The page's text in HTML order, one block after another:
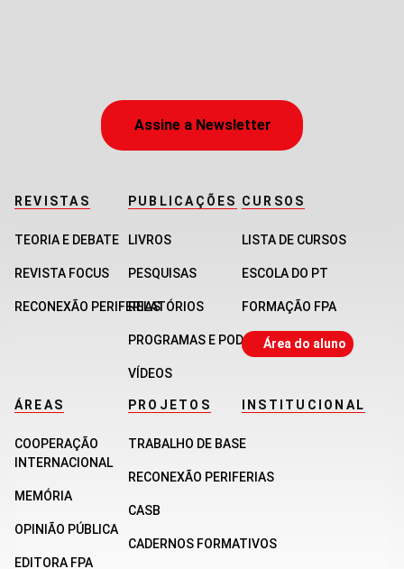
Assine a Newsletter
REVISTAS
TEORIA E DEBATE
REVISTA FOCUS
RECONEXÃO PERIFERIAS
PUBLICAÇÕES
LIVROS
PESQUISAS
RELATÓRIOS
PROGRAMAS E PODCASTS
VÍDEOS
CURSOS
LISTA DE CURSOS
ESCOLA DO PT
FORMAÇÃO FPA
Área do aluno
ÁREAS
COOPERAÇÃO
INTERNACIONAL
MEMÓRIA
OPINIÃO PÚBLICA
EDITORA FPA
PROJETOS
TRABALHO DE BASE
RECONEXÃO PERIFERIAS
CASB
CADERNOS FORMATIVOS
INSTITUCIONAL